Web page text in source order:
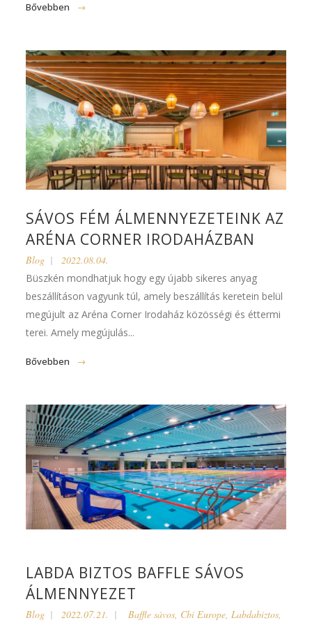
Bővebben
SÁVOS FÉM ÁLMENNYEZETEINK AZ
ARÉNA CORNER IRODAHÁZBAN
Blog
2022.08.04.
Büszkén mondhatjuk hogy egy újabb sikeres anyag
beszállításon vagyunk túl, amely beszállítás keretein belül
megújult az Aréna Corner Irodaház közösségi és éttermi
terei. Amely megújulás...
Bővebben
LABDA BIZTOS BAFFLE SÁVOS
ÁLMENNYEZET
Blog 2022.07.21. Baffle sávos, Cbi Europe,Labdabiztos,